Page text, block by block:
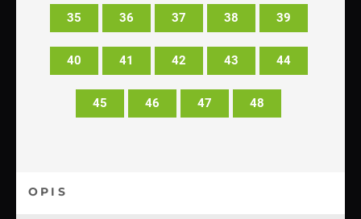
35 36 37 38 39
40 41 42 43 44
45 46 47 48
OPIS